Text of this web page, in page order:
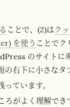
ことで、(2)はク
を使う ことでク
のサイトに
右下に小さなタ
ています。
ろがよく理解で